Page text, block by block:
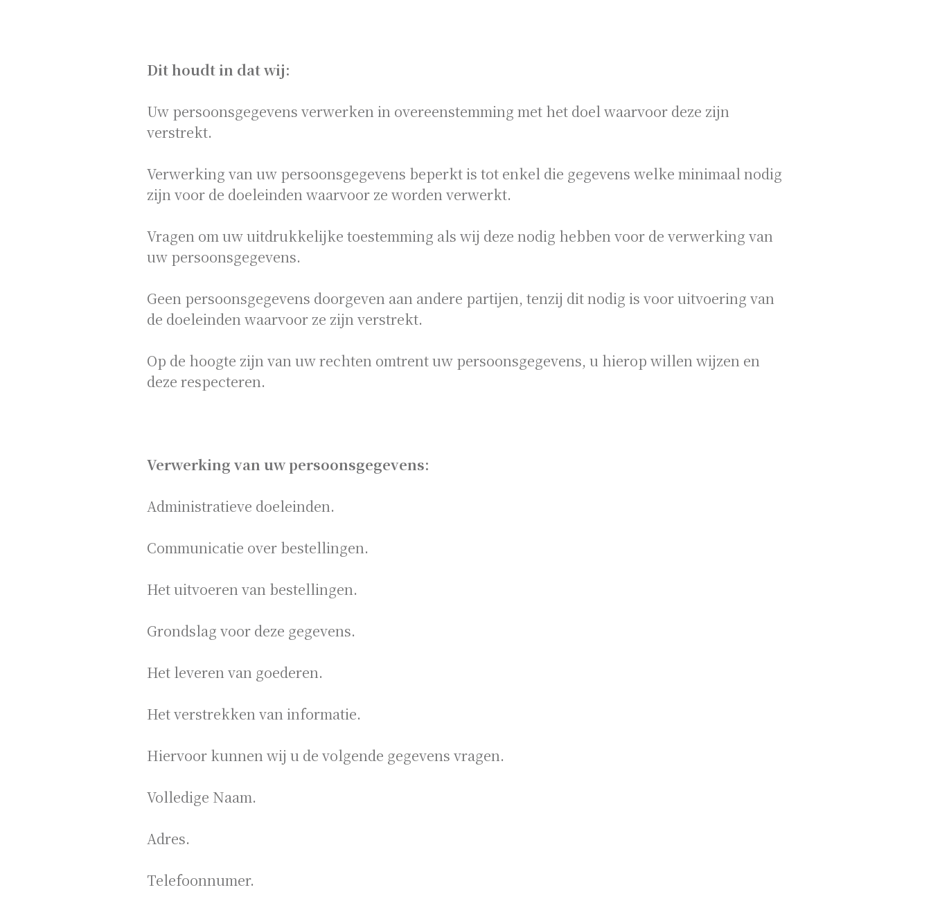
Dit houdt in dat wij:
Uw persoonsgegevens verwerken in overeenstemming met het doel waarvoor deze zijn
verstrekt.
Verwerking van uw persoonsgegevens beperkt is tot enkel die gegevens welke minimaal nodig
zijn voor de doeleinden waarvoor ze worden verwerkt.
Vragen om uw uitdrukkelijke toestemming als wij deze nodig hebben voor de verwerking van
uw persoonsgegevens.
Geen persoonsgegevens doorgeven aan andere partijen, tenzij dit nodig is voor uitvoering van
de doeleinden waarvoor ze zijn verstrekt.
Op de hoogte zijn van uw rechten omtrent uw persoonsgegevens, u hierop willen wijzen en
deze respecteren.
Verwerking van uw persoonsgegevens:
Administratieve doeleinden.
Communicatie over bestellingen.
Het uitvoeren van bestellingen.
Grondslag voor deze gegevens.
Het leveren van goederen.
Het verstrekken van informatie.
Hiervoor kunnen wij u de volgende gegevens vragen.
Volledige Naam.
Adres.
Telefoonnumer.